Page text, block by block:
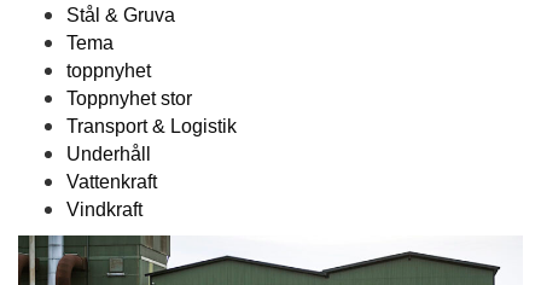
Stål & Gruva
Tema
toppnyhet
Toppnyhet stor
Transport & Logistik
Underhåll
Vattenkraft
Vindkraft